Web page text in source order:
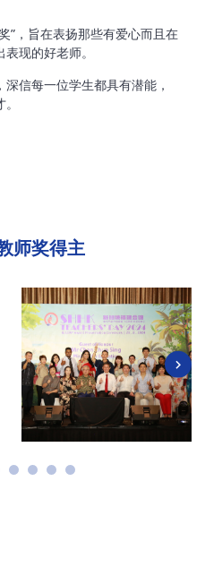
”，旨在表扬那些有爱心而且在
现的好老师。
信每一位学生都具有潜能，
师奖得主